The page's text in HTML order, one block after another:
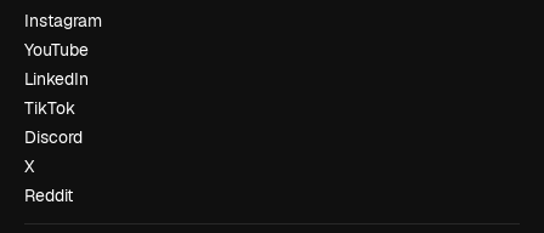
Instagram
YouTube
LinkedIn
TikTok
Discord
X
Reddit